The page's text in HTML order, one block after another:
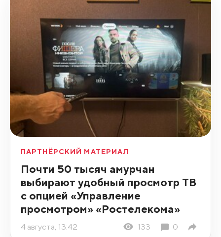
ПАРТНЁРСКИЙ МАТЕРИАЛ
Почти 50 тысяч амурчан
выбирают удобный просмотр ТВ
с опцией «Управление
просмотром» «Ростелекома»
4 августа, 13:42 133 0